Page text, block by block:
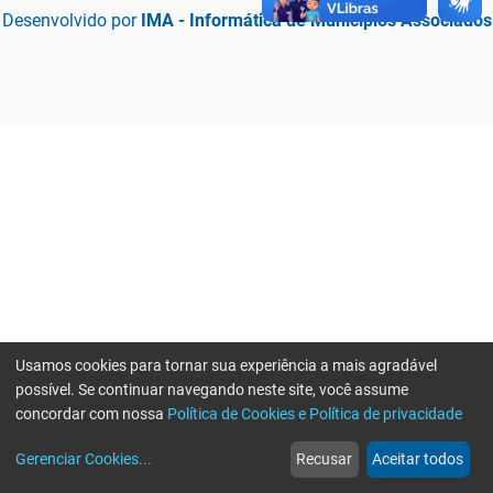
Desenvolvido por IMA - Informática de Municípios Associados
web
Notícias
more_horiz
Mais
Usamos cookies para tornar sua experiência a mais agradável
possível. Se continuar navegando neste site, você assume
concordar com nossa Política de Cookies e Política de privacidade
Gerenciar Cookies... Recusar Aceitar todos
Erro ao enviar informações, por favor tente novamente